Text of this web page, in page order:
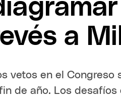
a
vetos en el
de año. Los